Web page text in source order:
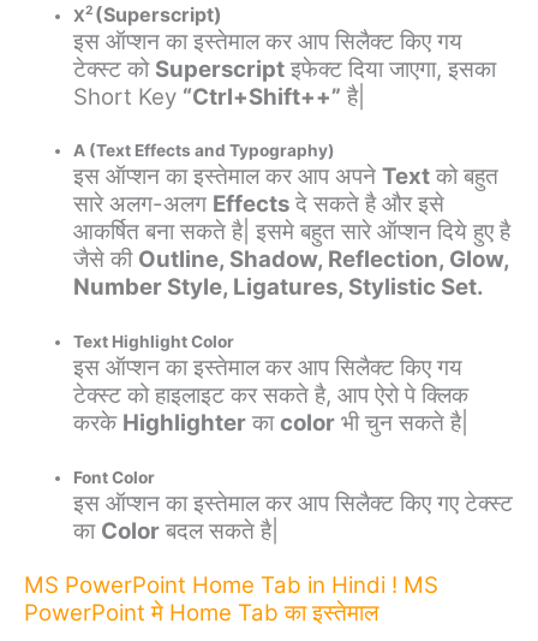
X2 (Superscript)
इस ऑप्शन का इस्तेमाल कर आप सिलैक्ट किए गय
टेक्स्ट को Superscript इफेक्ट दिया जाएगा, इसका
Short Key “Ctrl+Shift++” है|
A (Text Effects and Typography)
इस ऑप्शन का इस्तेमाल कर आप अपनेText को बहुत
सारे अलग-अलग Effects दे सकते है और इसे
आकर्षित बना सकते है| इसमे बहुत सारे ऑप्शन दिये हुए है
जैसे की Outline, Shadow, Reflection, Glow,
Number Style, Ligatures, Stylistic Set.
Text Highlight Color
इस ऑप्शन का इस्तेमाल कर आप सिलैक्ट किए गय
टेक्स्ट को हाइलाइट कर सकते है, आप ऐरो पे क्लिक
करके Highlighter काcolor भी चुन सकते है|
Font Color
इस ऑप्शन का इस्तेमाल कर आप सिलैक्ट किए गए टेक्स्ट
का Color बदल सकते है|
MS PowerPoint Home Tab in Hindi ! MS
PowerPoint मे Home Tab का इस्तेमाल